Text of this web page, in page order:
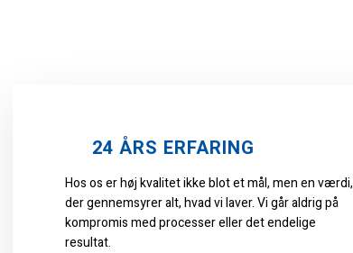
24 ÅRS ERFARING​​
Hos os er høj kvalitet ikke blot et mål, men en værdi,
der gennemsyrer alt, hvad vi laver. Vi går aldrig på
kompromis med processer eller det endelige
resultat.​